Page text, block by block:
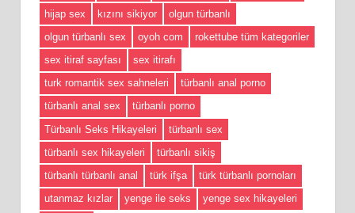
hijap sex
kızını sikiyor
olgun türbanlı
olgun türbanlı sex
oyoh com
rokettube tüm kategoriler
sex itiraf sayfası
sex itirafı
turk romantik sex sahneleri
türbanlı anal porno
türbanlı anal sex
türbanlı porno
Türbanlı Seks Hikayeleri
türbanlı sex
türbanlı sex hikayeleri
türbanlı sikiş
türbanlı türbanlı anal
türk ifşa
türk türbanlı pornoları
utanmaz kızlar
yenge ile seks yenge sex hikayeleri